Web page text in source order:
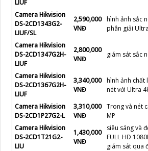
LIUF
Camera Hikvision
DS-2CD1343G2-
LIUF/SL
2,590,000
VNĐ
hình ảnh sắc
phân giải
Camera Hikvision
DS-2CD1347G2H-
LIUF
2,800,000
VNĐ
giám sát sắc
Camera Hikvision
DS-2CD1367G2H-
LIUF
3,340,000
VNĐ
hình ảnh chất
nét với Ultra
Camera Hikvision
DS-2CD1P27G2-L
3,310,000
VNĐ
Trong và nét
MP
Camera Hikvision
DS-2CD1T21G2-
LIU
1,430,000
VNĐ
siêu sáng và
FULL HD
giám sát qua